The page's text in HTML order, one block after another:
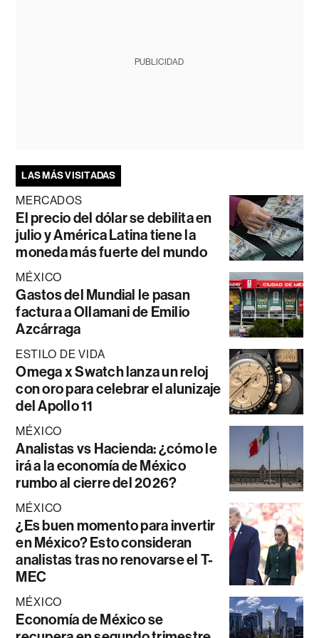
PUBLICIDAD
LAS MÁS VISITADAS
MERCADOS
El precio del dólar se debilita en
julio y América Latina tiene la
moneda más fuerte del mundo
MÉXICO
Gastos del Mundial le pasan
factura a Ollamani de Emilio
Azcárraga
ESTILO DE VIDA
Omega x Swatch lanza un reloj
con oro para celebrar el alunizaje
del Apollo 11
MÉXICO
Analistas vs Hacienda: ¿cómo le
irá a la economía de México
rumbo al cierre del 2026?
MÉXICO
¿Es buen momento para invertir
en México? Esto consideran
analistas tras no renovarse el T-
MEC
MÉXICO
Economía de México se